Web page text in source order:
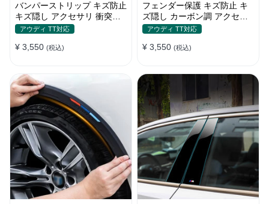
バンパーストリップ キズ防止
キズ隠し アクセサリ 衝突防
止 取付簡単 保護フィルム
アウディ TT対応
¥ 3,550 (税込)
フェンダー保護 キズ防止 キ
ズ隠し カーボン調 アクセサ
リー 取付簡単 保護ステッカ
アウディ TT対応
¥ 3,550 (税込)